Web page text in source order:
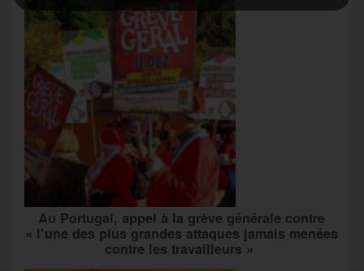
Au Portugal, appel à la grève générale contre
« l’une des plus grandes attaques jamais menées
contre les travailleurs »